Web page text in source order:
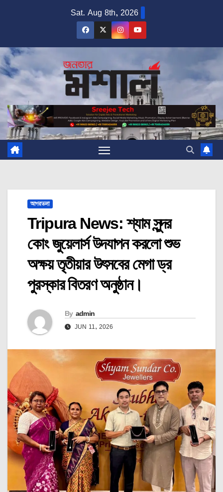
Sat. Aug 8th, 2026
আগরতলা
Tripura News: শ্যাম সুন্দর
কোং জুয়েলার্স উদযাপন করলো শুভ
অক্ষয় তৃতীয়ার উৎসবের মেগা ড্র
পুরস্কার বিতরণ অনুষ্ঠান।
By admin
JUN 11, 2026